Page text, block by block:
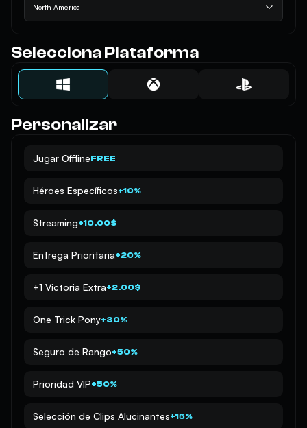
North America
Selecciona Plataforma
Personalizar
Jugar OfflineFREE
Héroes Específicos+10%
Streaming+10.00$
Entrega Prioritaria+20%
+1 Victoria Extra+2.00$
One Trick Pony+30%
Seguro de Rango+50%
Prioridad VIP+50%
Selección de Clips Alucinantes+15%